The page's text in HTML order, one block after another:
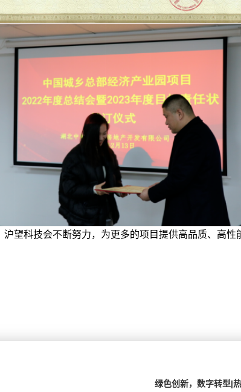
望科技会不断努力，为更多的项目提供高品质、高
绿色创新，数字转型|